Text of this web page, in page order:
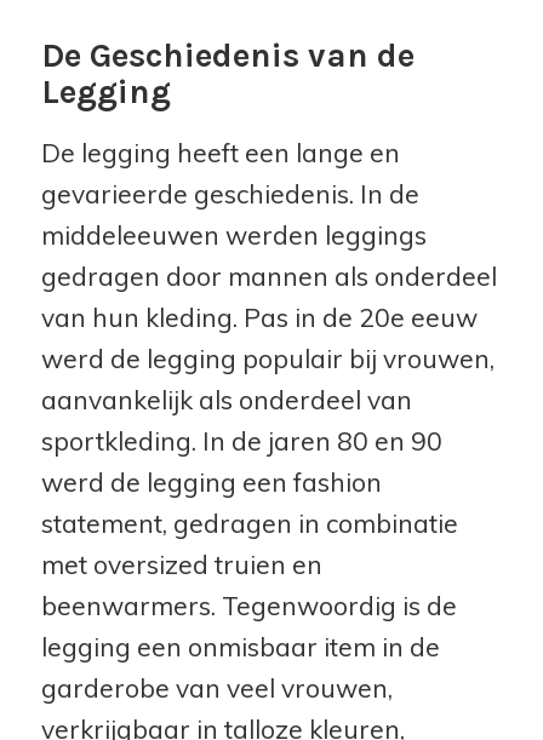
De Geschiedenis van de
Legging
De legging heeft een lange en
gevarieerde geschiedenis. In de
middeleeuwen werden leggings
gedragen door mannen als onderdeel
van hun kleding. Pas in de 20e eeuw
werd de legging populair bij vrouwen,
aanvankelijk als onderdeel van
sportkleding. In de jaren 80 en 90
werd de legging een fashion
statement, gedragen in combinatie
met oversized truien en
beenwarmers. Tegenwoordig is de
legging een onmisbaar item in de
garderobe van veel vrouwen,
verkrijgbaar in talloze kleuren,